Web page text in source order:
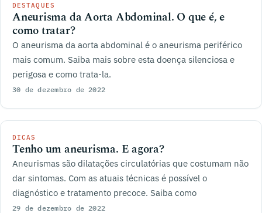
DESTAQUES
Aneurisma da Aorta Abdominal. O que é, e
como tratar?
O aneurisma da aorta abdominal é o aneurisma periférico
mais comum. Saiba mais sobre esta doença silenciosa e
perigosa e como trata-la.
30 de dezembro de 2022
DICAS
Tenho um aneurisma. E agora?
Aneurismas são dilatações circulatórias que costumam não
dar sintomas. Com as atuais técnicas é possível o
diagnóstico e tratamento precoce. Saiba como
29 de dezembro de 2022